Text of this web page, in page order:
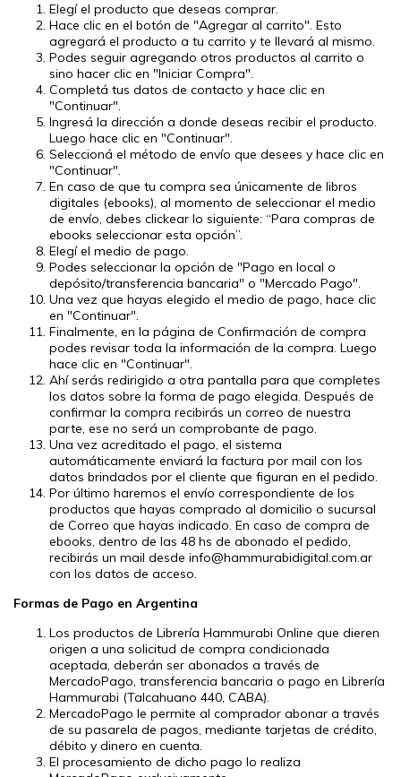
Elegí el producto que deseas comprar.
Hace clic en el botón de "Agregar al carrito". Esto
agregará el producto a tu carrito y te llevará al mismo.
Podes seguir agregando otros productos al carrito o
sino hacer clic en "Iniciar Compra".
Completá tus datos de contacto y hace clic en
"Continuar".
Ingresá la dirección a donde deseas recibir el producto.
Luego hace clic en "Continuar".
Seleccioná el método de envío que desees y hace clic en
"Continuar".
En caso de que tu compra sea únicamente de libros
digitales (ebooks), al momento de seleccionar el medio
de envío, debes clickear lo siguiente: “Para compras de
ebooks seleccionar esta opción”.
Elegí el medio de pago.
Podes seleccionar la opción de "Pago en local o
depósito/transferencia bancaria" o "Mercado Pago".
Una vez que hayas elegido el medio de pago, hace clic
en "Continuar".
Finalmente, en la página de Confirmación de compra
podes revisar toda la información de la compra. Luego
hace clic en "Continuar".
Ahí serás redirigido a otra pantalla para que completes
los datos sobre la forma de pago elegida. Después de
confirmar la compra recibirás un correo de nuestra
parte, ese no será un comprobante de pago.
Una vez acreditado el pago, el sistema
automáticamente enviará la factura por mail con los
datos brindados por el cliente que figuran en el pedido.
Por último haremos el envío correspondiente de los
productos que hayas comprado al domicilio o sucursal
de Correo que hayas indicado. En caso de compra de
ebooks, dentro de las 48 hs de abonado el pedido,
recibirás un mail desde info@hammurabidigital.com.ar
con los datos de acceso.
Formas de Pago en Argentina
Los productos de Librería Hammurabi Online que dieren
origen a una solicitud de compra condicionada
aceptada, deberán ser abonados a través de
MercadoPago, transferencia bancaria o pago en Librería
Hammurabi (Talcahuano 440, CABA).
MercadoPago le permite al comprador abonar a través
de su pasarela de pagos, mediante tarjetas de crédito,
débito y dinero en cuenta.
El procesamiento de dicho pago lo realiza